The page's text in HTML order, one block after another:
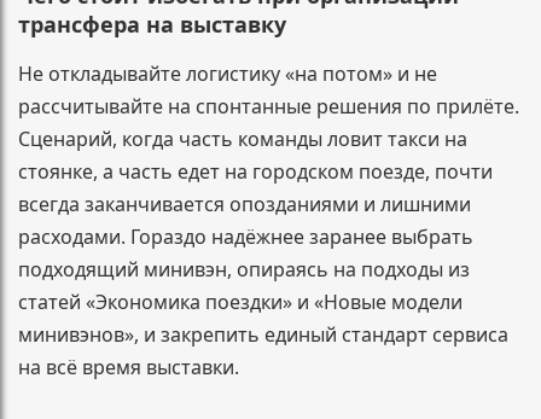
трансфера на выставку
Не откладывайте логистику «на потом» и не
рассчитывайте на спонтанные решения по прилёте.
Сценарий, когда часть команды ловит такси на
стоянке, а часть едет на городском поезде, почти
всегда заканчивается опозданиями и лишними
расходами. Гораздо надёжнее заранее выбрать
подходящий минивэн, опираясь на подходы из
статей «Экономика поездки» и «Новые модели
минивэнов», и закрепить единый стандарт сервиса
на всё время выставки.